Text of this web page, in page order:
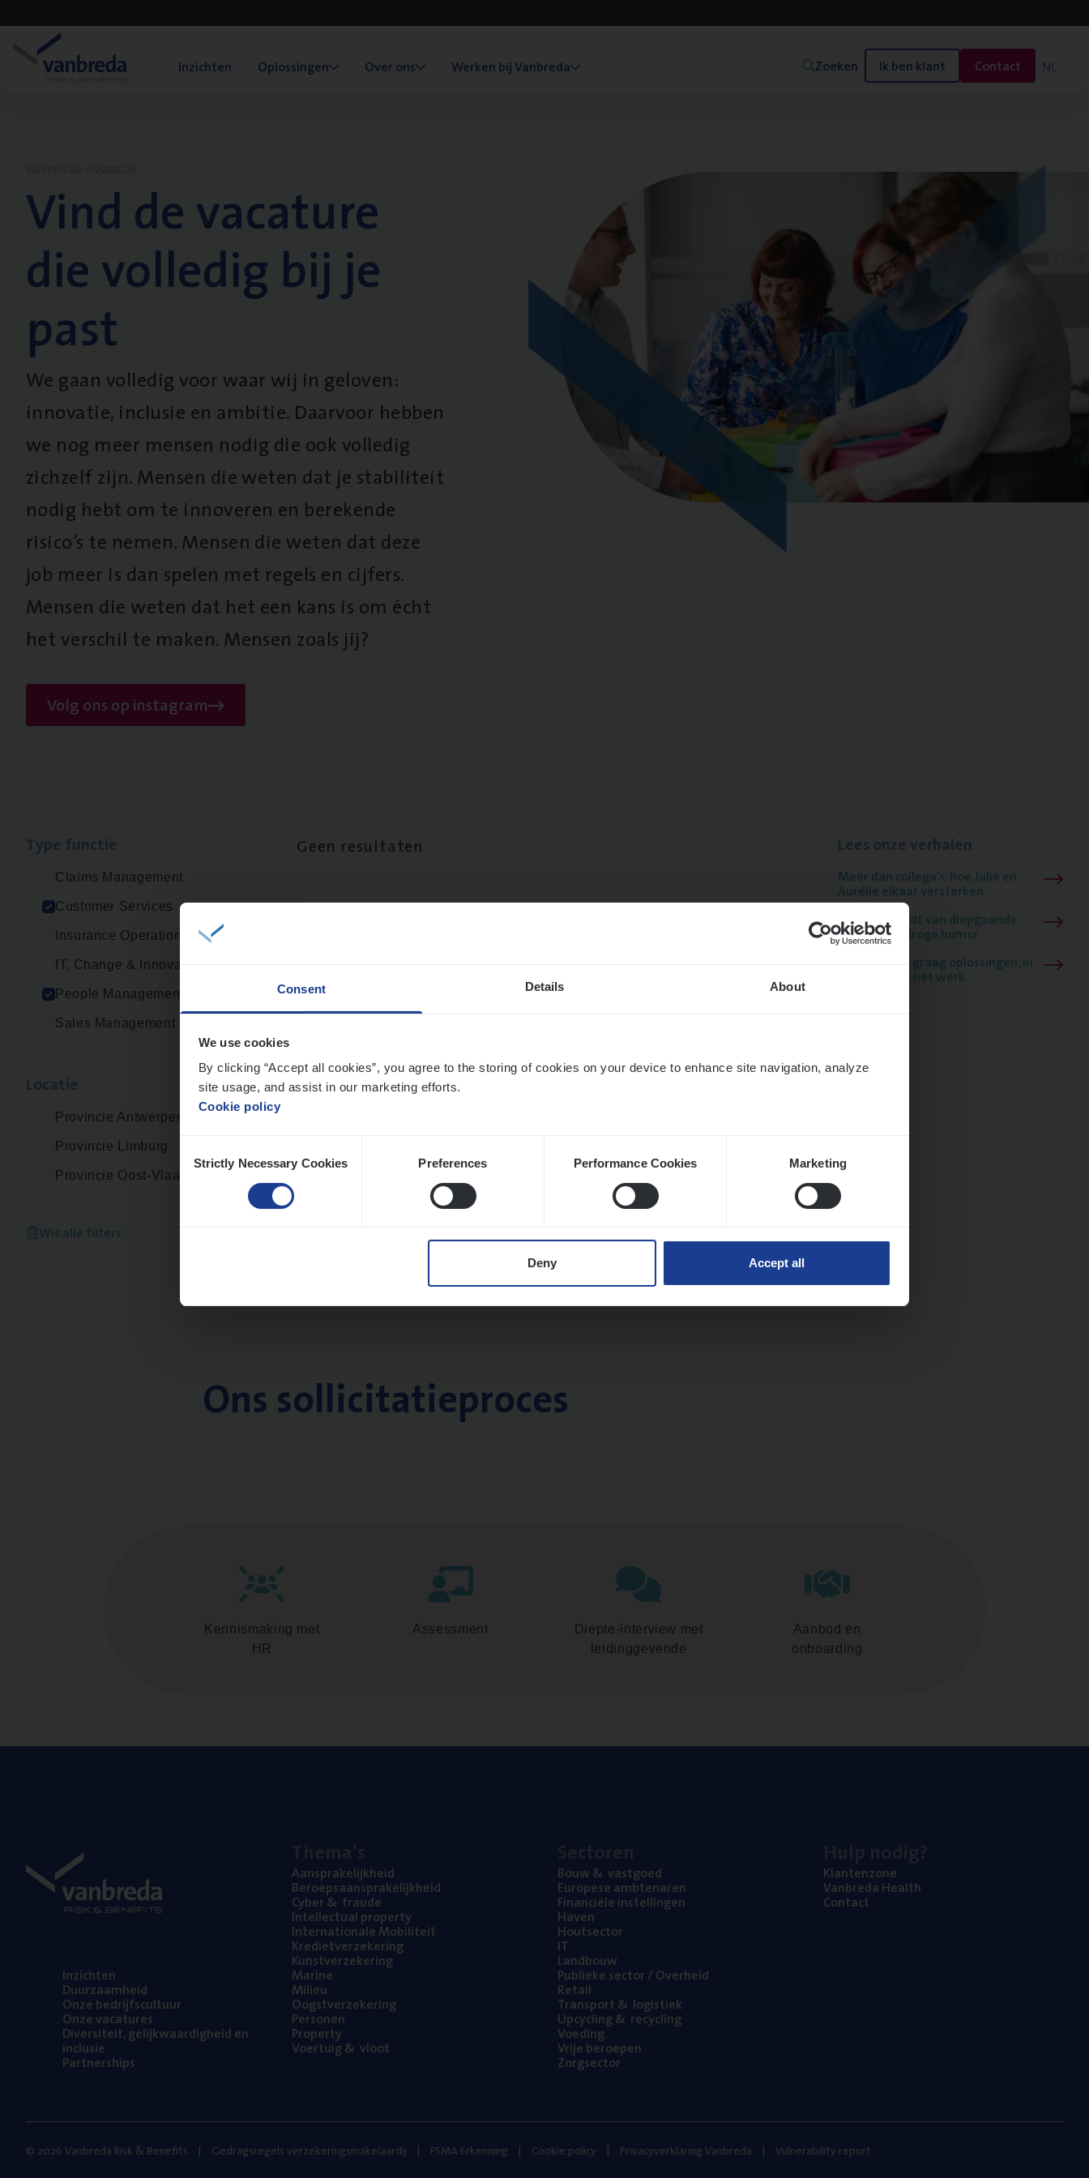
Consent Details About
We use cookies
By clicking “Accept all cookies”, you agree to the storing of cookies on your device to enhance site navigation, analyze
site usage, and assist in our marketing efforts.
Cookie policy
Selection
Strictly Necessary Cookies Preferences Performance Cookies Marketing
Deny Accept all
Inzichten Oplossingen Over ons Werken bij Vanbreda Zoeken Ik ben klant Contact NL
Vind de vacature
die volledig bij je
past
We gaan volledig voor waar wij in geloven:
innovatie, inclusie en ambitie. Daarvoor hebben
we nog meer mensen nodig die ook volledig
zichzelf zijn. Mensen die weten dat je stabiliteit
nodig hebt om te innoveren en berekende
risico’s te nemen. Mensen die weten dat deze
job meer is dan spelen met regels en cijfers.
Mensen die weten dat het een kans is om écht
het verschil te maken. Mensen zoals jij?
Volg ons op instagram
Claims Management
Customer Services
Insurance Operations
IT, Change & Innovation
People Management
Sales Management
Provincie Antwerpen
Provincie Limburg
Provincie Oost-Vlaanderen
Wis alle filters
Geen resultaten
Meer dan collega’s: hoe Julie en
Aurélie elkaar versterken
Mathias houdt van diepgaande
dossiers én droge humor
Thalia zoekt graag oplossingen, in
games én op het werk
Ons sollicitatieproces
Kennismaking met
HR
Assessment
Diepte-interview met
leidinggevende
Aanbod en
onboarding
Inzich­ten
Duur­zaam­heid
Onze bedrijfs­cul­tuur
Onze vaca­tu­res
Diver­si­teit, gelijk­waar­dig­heid en
inclusie
Part­ner­ships
Aan­spra­ke­lijk­heid
Beroeps­aan­spra­ke­lijk­heid
Cyber& fraude
Intel­lec­tu­al property
Inter­na­ti­o­na­le Mobiliteit
Kre­diet­ver­ze­ke­ring
Kunst­ver­ze­ke­ring
Mari­ne
Mili­eu
Oogst­ver­ze­ke­ring
Per­so­nen
Pro­per­ty
Voer­tuig& vloot
Bouw& vastgoed
Euro­pe­se ambtenaren
Finan­ci­ë­le instellingen
Haven
Hout­sec­tor
IT
Land­bouw
Publie­ke sec­tor / Overheid
Retail
Trans­port& logistiek
Upcy­cling& recycling
Voe­ding
Vrije beroe­pen
Zorg­sec­tor
Klan­ten­zo­ne
Van­b­re­da Health
Con­tact
© 2026 Vanbreda Risk & Benefits Gedragsregels verzekeringsmakelaardij FSMA Erkenning Cookie policy Privacyverklaring Vanbreda Vulnerability report